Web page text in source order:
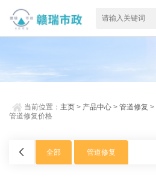
当前位置： 主页 > 产品中心 >管道修复 >
管道修复价格
全部 管道修复